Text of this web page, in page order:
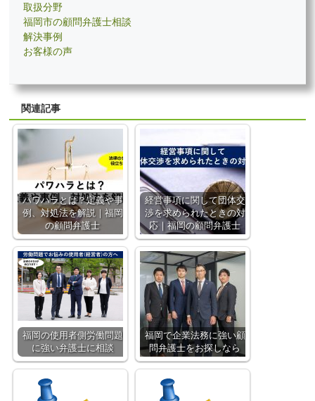
取扱分野
福岡市の顧問弁護士相談
解決事例
お客様の声
関連記事
パワハラとは？定義や事
例、対処法を解説｜福岡
の顧問弁護士
経営事項に関して団体交
渉を求められたときの対
応｜福岡の顧問弁護士
福岡の使用者側労働問題
に強い弁護士に相談
福岡で企業法務に強い顧
問弁護士をお探しなら